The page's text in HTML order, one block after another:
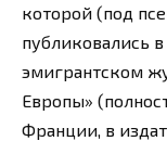
которой (под
публиковались
эмигрантском
Европы»
Франции, в